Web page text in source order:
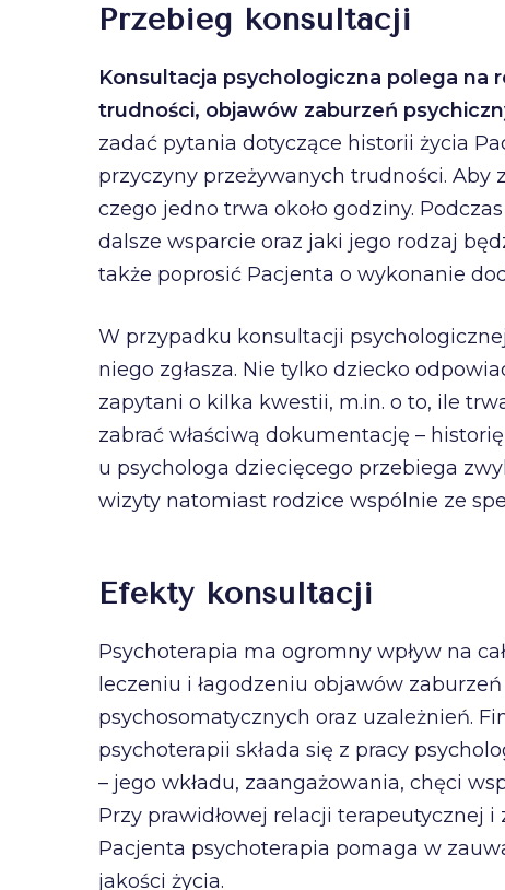
Przebieg konsultacji
Konsultacja psychologiczna polega na
trudności, objawów zaburzeń
zadać pytania dotyczące historii życia
przyczyny przeżywanych trudności. Aby
czego jedno trwa około godziny.
dalsze wsparcie oraz jaki jego rodzaj
także poprosić Pacjenta o wykonanie
W przypadku konsultacji
niego zgłasza. Nie tylko dziecko
zapytani o kilka kwestii, m.in. o to, ile
zabrać właściwą dokumentację –
u psychologa dziecięcego przebiega
wizyty natomiast rodzice wspólnie ze
Efekty konsultacji
Psychoterapia ma ogromny wpływ na
leczeniu i łagodzeniu objawów
psychosomatycznych oraz uzależnień.
psychoterapii składa się z pracy
– jego wkładu, zaangażowania, chęci
Przy prawidłowej relacji terapeutycznej i
Pacjenta psychoterapia pomaga w
jakości życia.